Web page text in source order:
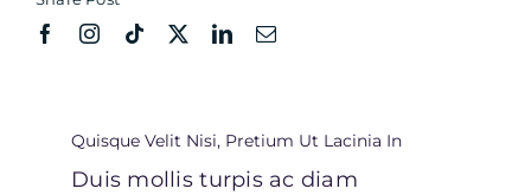
Quisque Velit Nisi, Pretium Ut Lacinia In
Duis mollis turpis ac diam